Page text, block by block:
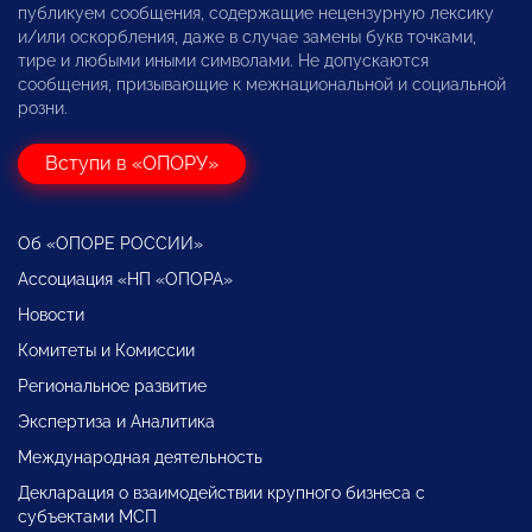
публикуем сообщения, содержащие нецензурную лексику
и/или оскорбления, даже в случае замены букв точками,
тире и любыми иными символами. Не допускаются
сообщения, призывающие к межнациональной и социальной
розни.
Вступи в «ОПОРУ»
Об «ОПОРЕ РОССИИ»
Ассоциация «НП «ОПОРА»
Новости
Комитеты и Комиссии
Региональное развитие
Экспертиза и Аналитика
Международная деятельность
Декларация о взаимодействии крупного бизнеса с
субъектами МСП